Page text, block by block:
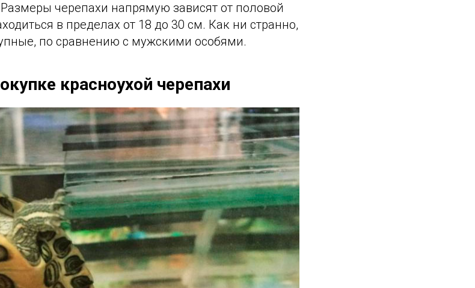
черепахи напрямую зависят от половой
в пределах от 18 до 30 см. Как ни странно,
по сравнению с мужскими особями.
красноухой черепахи